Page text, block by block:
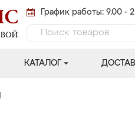
График работы: 9.00 -
КАТАЛОГ